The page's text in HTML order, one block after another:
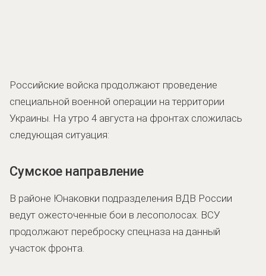
Российские войска продолжают проведение
специальной военной операции на территории
Украины. На утро 4 августа на фронтах сложилась
следующая ситуация:
Сумское направление
В районе Юнаковки подразделения ВДВ России
ведут ожесточенные бои в лесополосах. ВСУ
продолжают переброску спецназа на данный
участок фронта.